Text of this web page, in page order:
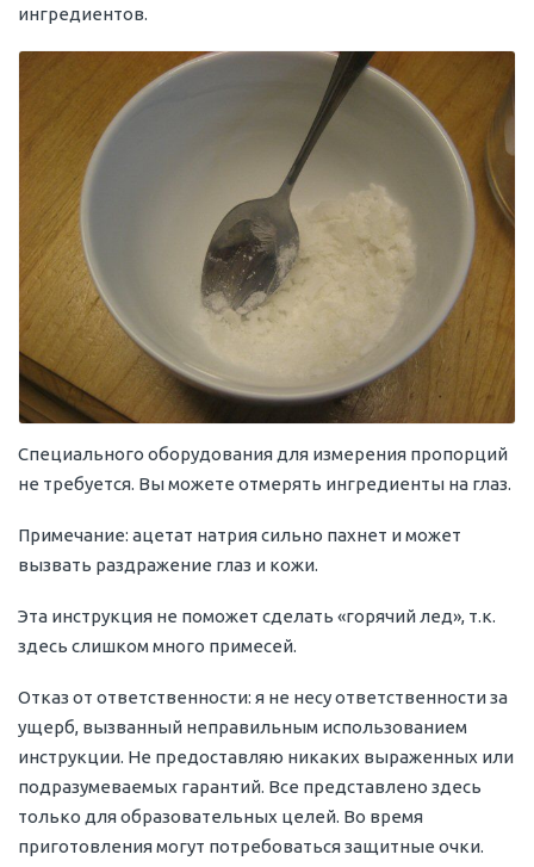
ингредиентов.
Специального оборудования для измерения пропорций
не требуется. Вы можете отмерять ингредиенты на глаз.
Примечание: ацетат натрия сильно пахнет и может
вызвать раздражение глаз и кожи.
Эта инструкция не поможет сделать «горячий лед», т.к.
здесь слишком много примесей.
Отказ от ответственности: я не несу ответственности за
ущерб, вызванный неправильным использованием
инструкции. Не предоставляю никаких выраженных или
подразумеваемых гарантий. Все представлено здесь
только для образовательных целей. Во время
приготовления могут потребоваться защитные очки.